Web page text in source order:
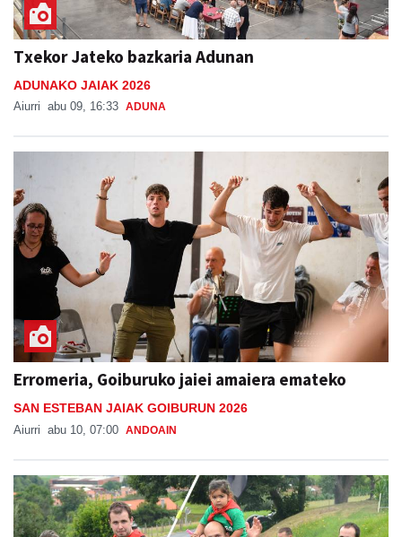
Txekor Jateko bazkaria Adunan
ADUNAKO JAIAK 2026
Aiurri abu 09, 16:33 ADUNA
Erromeria, Goiburuko jaiei amaiera emateko
SAN ESTEBAN JAIAK GOIBURUN 2026
Aiurri abu 10, 07:00 ANDOAIN